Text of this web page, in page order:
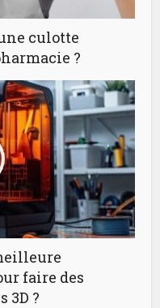
culotte
?
faire des
3D ?